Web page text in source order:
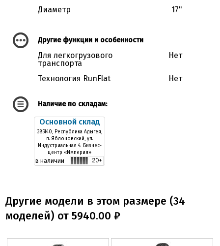
Диаметр
17"
Другие функции и особенности
Для легкогрузового
транспорта
Нет
Технология RunFlat Нет
Наличие по складам:
Основной склад
385140, Республика Адыгея,
п. Яблоновский, ул.
Индустриальная 4. Бизнес-
центр «Империя»
в наличии
Другие модели в этом размере (34
моделей) от 5940.00 ₽